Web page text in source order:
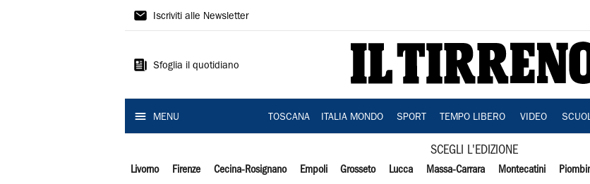
Il
Iscriviti alle Newsletter
Sfoglia il quotidiano
MENU TOSCANA ITALIA MONDO SPORT TEMPO LIBERO VIDEO
SCEGLI L'EDIZIONE
Livorno Firenze Cecina-Rosignano Empoli Grosseto Lucca Massa-Carrara Montecatini